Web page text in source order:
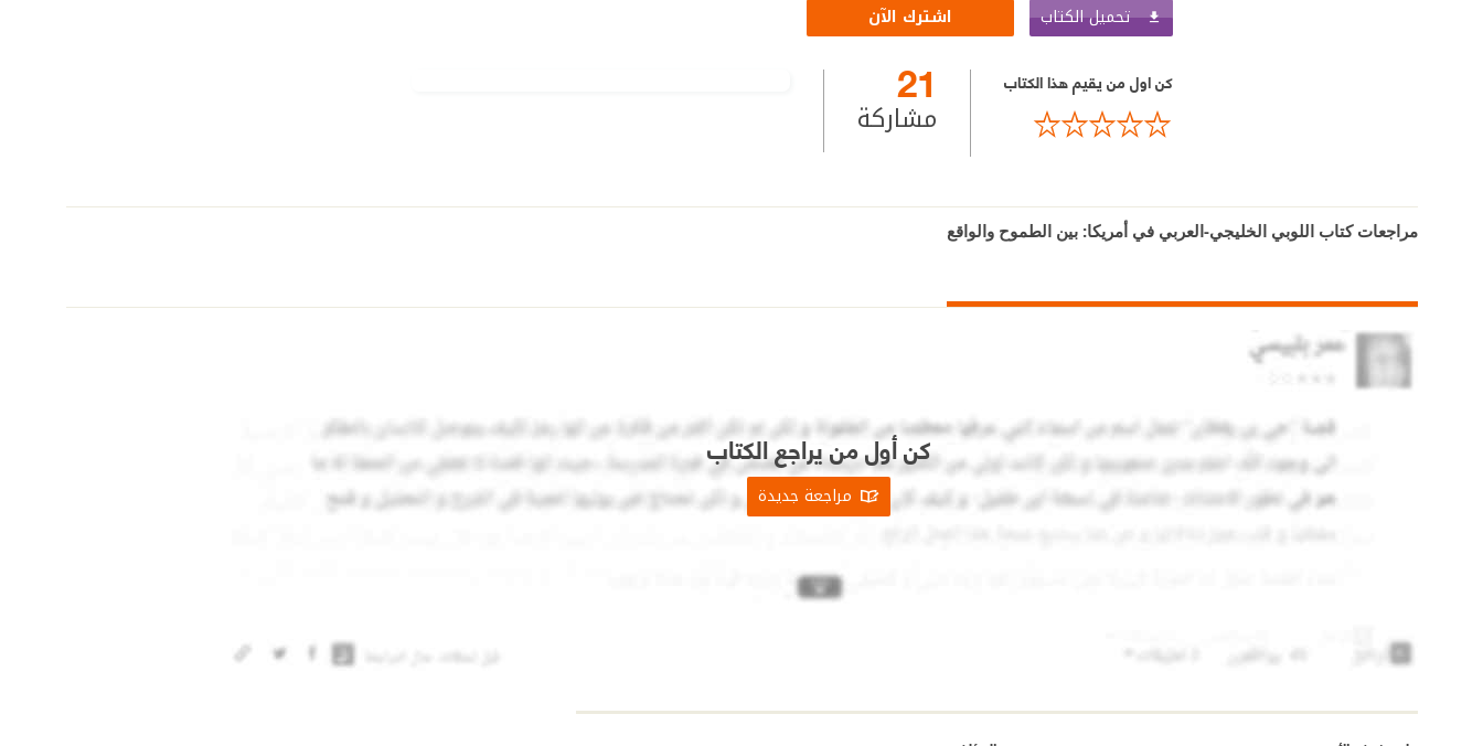
تحميل الكتاب اشترك الآن
كن اول من يقيم هذا الكتاب 21
مشاركة
مراجعات كتاب اللوبي الخليجي-العربي في أمريكا: بين الطموح والواقع
كن أول من يراجع الكتاب
مراجعة جديدة